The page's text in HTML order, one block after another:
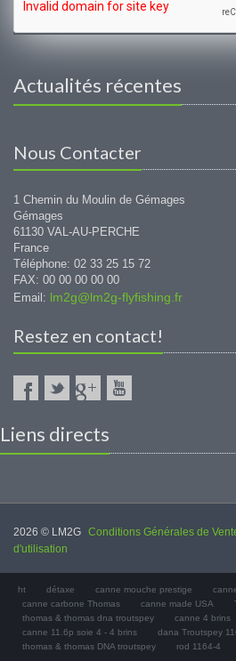
Actualités récentes
Nous Contacter
1 Chemin du Moulin de Gémages
Gémages
61130 VAL-AU-PERCHE
France
Téléphone: 02 33 25 15 72
FAX: 00 00 00 00 00
Email: lm2g@lm2g-flyfishing.fr
Restez en contact!
Liens directs
2026 © LM2G Conditions Générales de
d'utilisation
ht détaxe canne mouche prestige
canne carbone Thomas
canne made USA
thomas & thomas dna troutspey
canne 4 brins
canne 11.6p soie 4 - 4 brins
dana Troutspey
thomas & thomas DNA troutspey
rod 1164-4